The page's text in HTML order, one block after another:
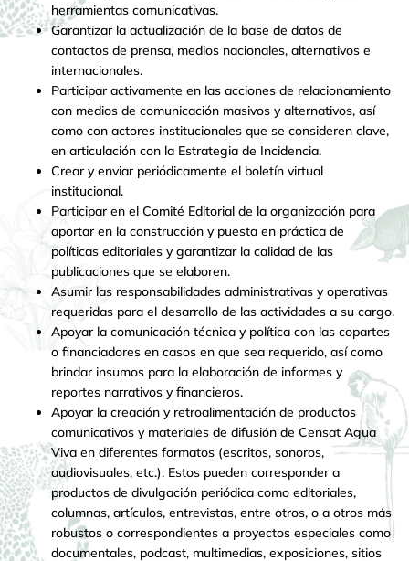
herramientas comunicativas.
Garantizar la actualización de la base de datos de
contactos de prensa, medios nacionales, alternativos e
internacionales.
Participar activamente en las acciones de relacionamiento
con medios de comunicación masivos y alternativos, así
como con actores institucionales que se consideren clave,
en articulación con la Estrategia de Incidencia.
Crear y enviar periódicamente el boletín virtual
institucional.
Participar en el Comité Editorial de la organización para
aportar en la construcción y puesta en práctica de
políticas editoriales y garantizar la calidad de las
publicaciones que se elaboren.
Asumir las responsabilidades administrativas y operativas
requeridas para el desarrollo de las actividades a su cargo.
Apoyar la comunicación técnica y política con las copartes
o financiadores en casos en que sea requerido, así como
brindar insumos para la elaboración de informes y
reportes narrativos y financieros.
Apoyar la creación y retroalimentación de productos
comunicativos y materiales de difusión de Censat Agua
Viva en diferentes formatos (escritos, sonoros,
audiovisuales, etc.). Estos pueden corresponder a
productos de divulgación periódica como editoriales,
columnas, artículos, entrevistas, entre otros, o a otros más
robustos o correspondientes a proyectos especiales como
documentales, podcast, multimedias, exposiciones, sitios